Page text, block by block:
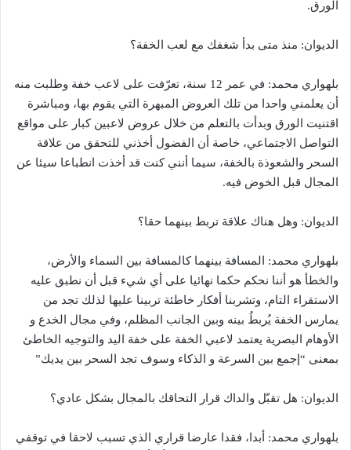
الورق.
الديوان: منذ متى بدأ شغفك مع لعب الخفة؟
بلهواري محمد: في عمر 12 سنة، تعرّفت على لاعب خفة وطلبت منه
أن يعلمني واحدا من تلك العروض المبهرة التي يقوم بها، ومباشرة
اقتنيت الورق وبدأت بالتعلم من خلال عروض لاعبين كبار على مواقع
التواصل الاجتماعي، خاصة أن الفضول أخذني للتحقق من علاقة
السحر والشعوذة بالخفة، سيما أنني كنت قد أخذت انطباعا سيئا عن
المجال قبل الخوض فيه.
الديوان: وهل هناك علاقة تربط بينهما حقا؟
بلهواري محمد: المسافة بينهما كالمسافة بين السماء والأرض،
والخطأ هو أننا نحكم حكما نهائيا على أي شيء قبل أن نطبق عليه
الاستقراء التام، وتشربنا أفكار خاطئة تربينا عليها لذلك تجد من
يمارس الخفة يُربطُ بينه وبين الجانب المظلم، وفي مجال الخدع و
الأوهام البصرية يعتمد لاعبي الخفة على خفة اليد والتوجيه الخاطئ
بمعنى “إجمع بين السرعة و الذكاء وسوف تجد السحر بين يديك”
الديوان: هل تقبّل والداك قرار التحاقك بالمجال بشكل عادي؟
بلهواري محمد: أبدا، فقدا عارضا قراري الذي تسبب لاحقا في توقفي